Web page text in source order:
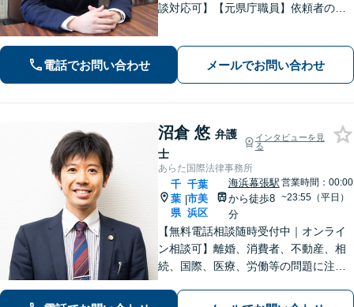
談対応可】【元県庁職員】依頼者の方
法律事務所です。
電話でお問い合わせ メールでお問い合わせ
沼倉 悠 弁護
士
インタビューを見
る
あらた国際法律事務所
千
葉
県
|
千葉
市美
浜区
海浜幕張駅
から徒歩8
分
営業時間：00:00
~23:55（平日）
【無料電話相談随時受付中｜オンライ
ン相談可】離婚、消費者、不動産、相
続、国際、医療、労働等の問題に注力
した。相談者・依頼者に寄り添った対